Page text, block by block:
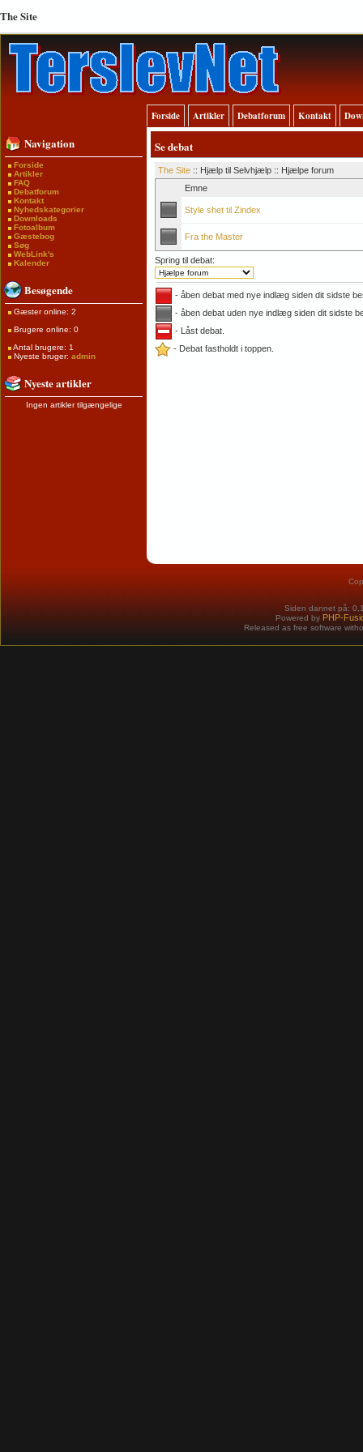
The Site
Forside Artikler Debatforum Kontakt
Navigation
Forside
Artikler
FAQ
Debatforum
Kontakt
Nyhedskategorier
Downloads
Fotoalbum
Gæstebog
Søg
WebLink's
Kalender
Besøgende
Gæster online: 2
Brugere online: 0
Antal brugere: 1
Nyeste bruger: admin
Nyeste artikler
Ingen artikler tilgængelige
Se debat
The Site :: Hjælp til Selvhjælp :: Hjælpe forum
Emne
Style shet til Zindex
Fra the Master
Spring til debat:
- åben debat med nye indlæg siden dit sidste
- åben debat uden nye indlæg siden dit sidste
- Låst debat.
- Debat fastholdt i toppen.
Siden dannet på:
Powered by PHP-
Released as free software